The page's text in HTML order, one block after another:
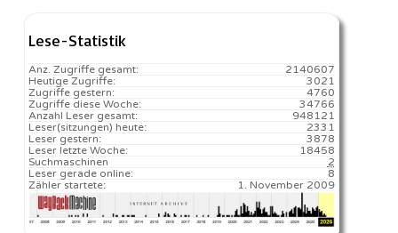
Lese-Statistik
2140607
Anz. Zugriffe gesamt:
3021
Heutige Zugriffe:
4760
Zugriffe gestern:
34766
Zugriffe diese Woche:
948121
Anzahl Leser gesamt:
2331️
Leser(sitzungen) heute:
3878
Leser gestern:
18458️
Leser letzte Woche:
2
Suchmaschinen
8
Leser gerade online:
1. November 2009
Zähler startete: